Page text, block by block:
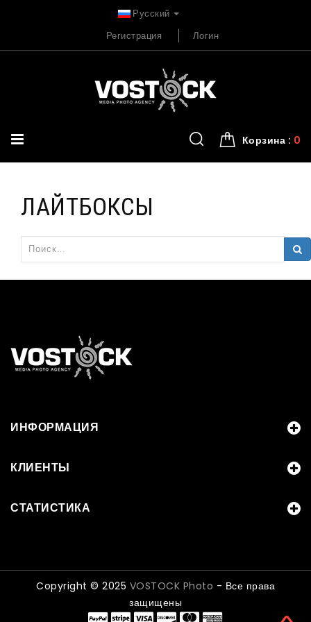
Русский
Регистрация
Логин
Корзина : 0
ЛАЙТБОКСЫ
ИНФОРМАЦИЯ
КЛИЕНТЫ
СТАТИСТИКА
Copyright © 2025 VOSTOCK Photo - Все права
защищены